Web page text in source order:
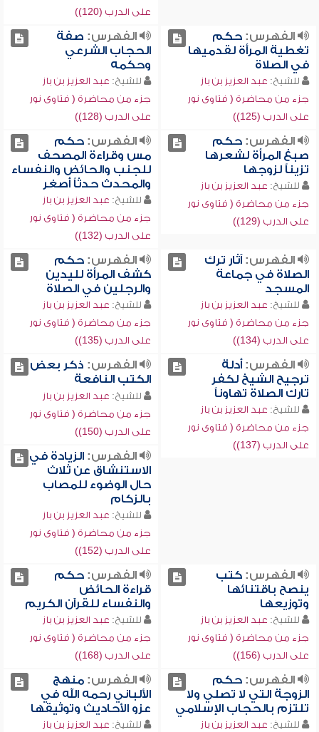
على الدرب (120))
الفهرس:حكم
تغطية المرأة لقدميها
في الصلاة
للشيخ: عبد العزيز بن باز
جزء من محاضرة ( فتاوى نور
على الدرب (125))
الفهرس: صفة
الحجاب الشرعي
وحكمه
للشيخ: عبد العزيز بن باز
جزء من محاضرة ( فتاوى نور
على الدرب (128))
الفهرس:حكم
صبغ المرأة لشعرها
تزيناً لزوجها
للشيخ: عبد العزيز بن باز
جزء من محاضرة ( فتاوى نور
على الدرب (129))
الفهرس:حكم
مس وقراءة المصحف
للجنب والحائض والنفساء
والمحدث حدثاً أصغر
للشيخ: عبد العزيز بن باز
جزء من محاضرة ( فتاوى نور
على الدرب (132))
الفهرس:آثار ترك
الصلاة في جماعة
المسجد
للشيخ: عبد العزيز بن باز
جزء من محاضرة ( فتاوى نور
على الدرب (134))
الفهرس:حكم
كشف المرأة لليدين
والرجلين في الصلاة
للشيخ: عبد العزيز بن باز
جزء من محاضرة ( فتاوى نور
على الدرب (135))
الفهرس:أدلة
ترجيح الشيخ لكفر
تارك الصلاة تهاوناً
للشيخ: عبد العزيز بن باز
جزء من محاضرة ( فتاوى نور
على الدرب (137))
الفهرس: ذكر بعض
الكتب النافعة
للشيخ: عبد العزيز بن باز
جزء من محاضرة ( فتاوى نور
على الدرب (150))
الفهرس:الزيادة في
الاستنشاق عن ثلاث
حال الوضوء للمصاب
بالزكام
للشيخ: عبد العزيز بن باز
جزء من محاضرة ( فتاوى نور
على الدرب (152))
الفهرس:كتب
ينصح باقتنائها
وتوزيعها
للشيخ: عبد العزيز بن باز
جزء من محاضرة ( فتاوى نور
على الدرب (156))
الفهرس:حكم
قراءة الحائض
والنفساء للقرآن الكريم
للشيخ: عبد العزيز بن باز
جزء من محاضرة ( فتاوى نور
على الدرب (168))
الفهرس:حكم
الزوجة التي لا تصلي ولا
تلتزم بالحجاب الإسلامي
للشيخ: عبد العزيز بن باز
الفهرس:منهج
الألباني رحمه الله في
عزو الأحاديث وتوثيقها
للشيخ: عبد العزيز بن باز